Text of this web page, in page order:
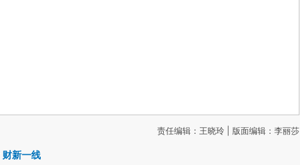
责任编辑：王晓玲 | 版面编辑：李丽莎
财新一线